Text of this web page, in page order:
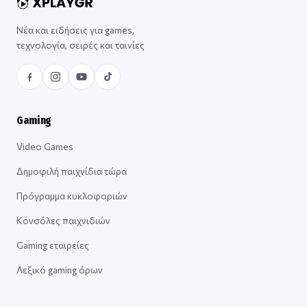
Νέα και ειδήσεις για games,
τεχνολογία, σειρές και ταινίες
Gaming
Video Games
Δημοφιλή παιχνίδια τώρα
Πρόγραμμα κυκλοφοριών
Κονσόλες παιχνιδιών
Gaming εταιρείες
Λεξικό gaming όρων